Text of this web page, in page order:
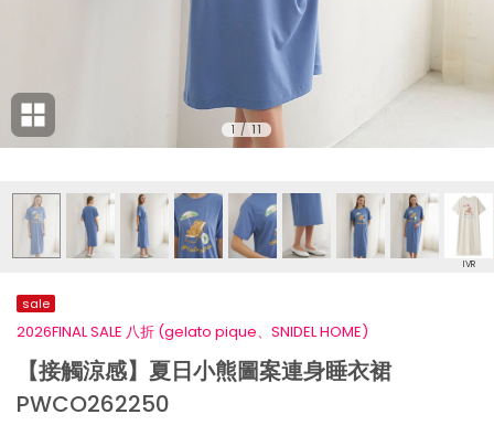
1 / 11
IVR
sale
2026FINAL SALE 八折 (gelato pique、SNIDEL HOME)
【接觸涼感】夏日小熊圖案連身睡衣裙
PWCO262250